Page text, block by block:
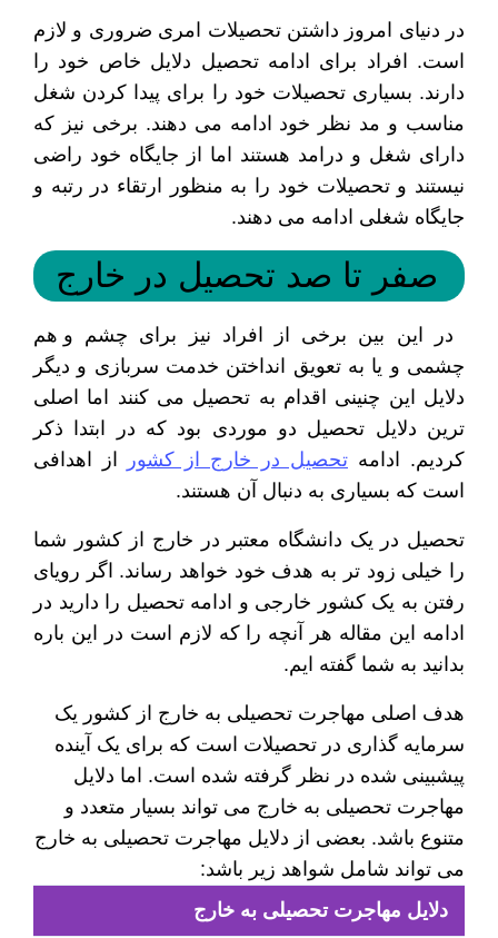
در دنیای امروز داشتن تحصیلات امری ضروری و لازم
است. افراد برای ادامه تحصیل دلایل خاص خود را
دارند. بسیاری تحصیلات خود را برای پیدا کردن شغل
مناسب و مد نظر خود ادامه می دهند. برخی نیز که
دارای شغل و درامد هستند اما از جایگاه خود راضی
نیستند و تحصیلات خود را به منظور ارتقاء در رتبه و
جایگاه شغلی ادامه می دهند.
صفر تا صد تحصیل در خارج
در این بین برخی از افراد نیز برای چشم و هم
چشمی و یا به تعویق انداختن خدمت سربازی و دیگر
دلایل این چنینی اقدام به تحصیل می کنند اما اصلی
ترین دلایل تحصیل دو موردی بود که در ابتدا ذکر
کردیم. ادامه تحصیل در خارج از کشور
از اهدافی
است که بسیاری به دنبال آن هستند.
تحصیل در یک دانشگاه معتبر در خارج از کشور شما
را خیلی زود تر به هدف خود خواهد رساند. اگر رویای
رفتن به یک کشور خارجی و ادامه تحصیل را دارید در
ادامه این مقاله هر آنچه را که لازم است در این باره
بدانید به شما گفته ایم.
هدف اصلی مهاجرت تحصیلی به خارج از کشور یک
سرمایه گذاری در تحصیلات است که برای یک آینده
پیشبینی شده در نظر گرفته شده است. اما دلایل
مهاجرت تحصیلی به خارج می تواند بسیار متعدد و
متنوع باشد. بعضی از دلایل مهاجرت تحصیلی به خارج
می تواند شامل شواهد زیر باشد:
دلایل مهاجرت تحصیلی به خارج